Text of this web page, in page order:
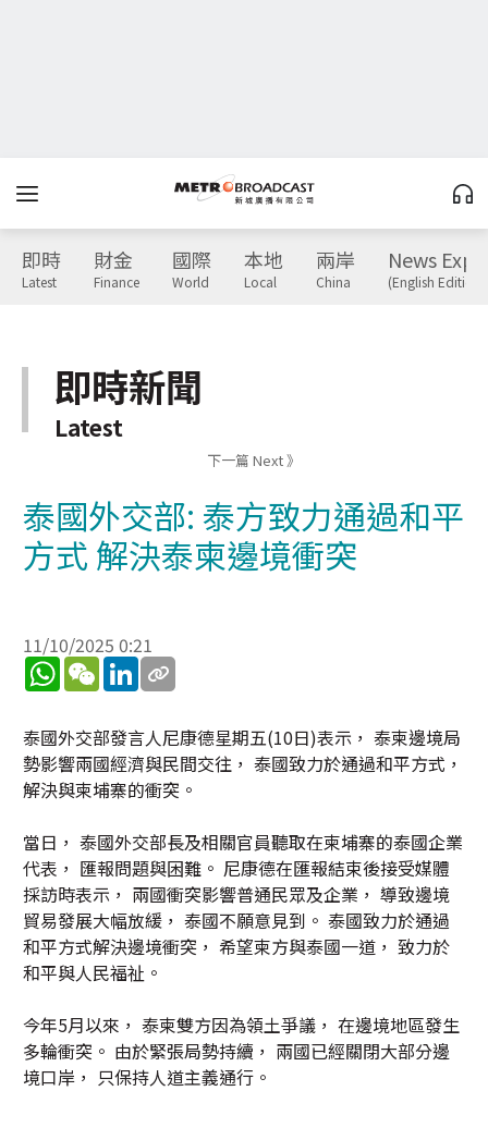
即時
Latest
財金
Finance
國際
World
本地
Local
兩岸
China
News
(English Edition)
即時新聞
Latest
下一篇 Next 》
泰國外交部: 泰方致力通過和平
方式 解決泰柬邊境衝突
11/10/2025 0:21
WhatsApp
WeChatLinkedIn
泰國外交部發言人尼康德星期五(10日)表示， 泰柬邊境局
勢影響兩國經濟與民間交往， 泰國致力於通過和平方式，
解決與柬埔寨的衝突。
當日， 泰國外交部長及相關官員聽取在柬埔寨的泰國企業
代表， 匯報問題與困難。 尼康德在匯報結束後接受媒體
採訪時表示， 兩國衝突影響普通民眾及企業， 導致邊境
貿易發展大幅放緩， 泰國不願意見到。 泰國致力於通過
和平方式解決邊境衝突， 希望柬方與泰國一道， 致力於
和平與人民福祉。
今年5月以來， 泰柬雙方因為領土爭議， 在邊境地區發生
多輪衝突。 由於緊張局勢持續， 兩國已經關閉大部分邊
境口岸， 只保持人道主義通行。